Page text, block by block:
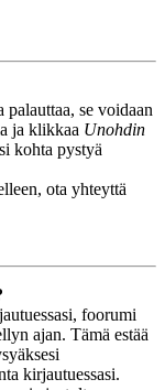
se voidaan
ja klikkaa Unohdin
kohta pystyä
ota yhteyttä
foorumi
ajan. Tämä estää
kirjautuessasi.